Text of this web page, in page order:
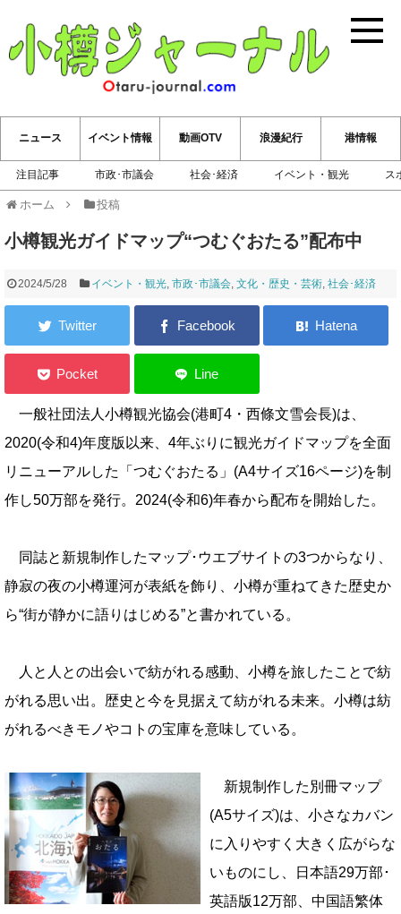
小樽ジ
ニュース
注目記事 市政･市議会 社会･経済 イベント・観光 ス
イベント情報 動画OTV 浪漫紀行 港情報
ホーム 投稿
小樽観光ガイドマップ“つむぐおたる”配布中
2024/5/28 イベント・観光 ,市政･市議会 ,文化・歴史・芸術 ,社会･経済
一般社団法人小樽観光協会(港町4・西條文雪会長)は、
2020(令和4)年度版以来、4年ぶりに観光ガイドマップを全面
リニューアルした「つむぐおたる」(A4サイズ16ページ)を制
作し50万部を発行。2024(令和6)年春から配布を開始した。
同誌と新規制作したマップ･ウエブサイトの3つからなり、
静寂の夜の小樽運河が表紙を飾り、小樽が重ねてきた歴史か
ら“街が静かに語りはじめる”と書かれている。
人と人との出会いで紡がれる感動、小樽を旅したことで紡
がれる思い出。歴史と今を見据えて紡がれる未来。小樽は紡
がれるべきモノやコトの宝庫を意味している。
新規制作した別冊マップ
(A5サイズ)は、小さなカバン
に入りやすく大きく広がらな
いものにし、日本語29万部･
英語版12万部、中国語繁体